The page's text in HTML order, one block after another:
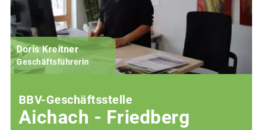
Doris Kreitner
Geschäftsführerin
BBV-Geschäftsstelle
Aichach - Friedberg